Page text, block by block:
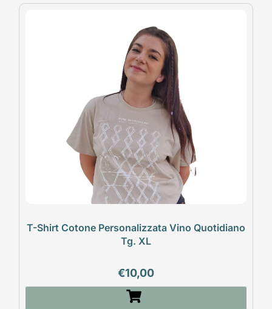
T-Shirt Cotone Personalizzata Vino Quotidiano
Tg. XL
€10,00